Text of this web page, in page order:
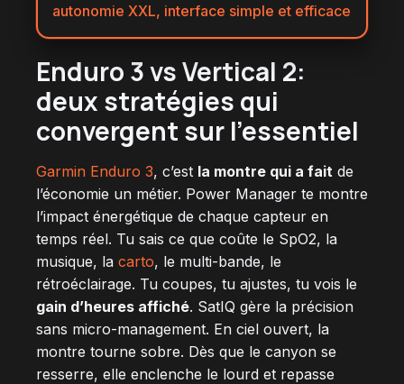
autonomie XXL, interface simple et efficace
Enduro 3 vs Vertical 2:
deux stratégies qui
convergent sur l’essentiel
Garmin Enduro 3, c’est la montre qui a fait de
l’économie un métier. Power Manager te montre
l’impact énergétique de chaque capteur en
temps réel. Tu sais ce que coûte le SpO2, la
musique, la carto, le multi-bande, le
rétroéclairage. Tu coupes, tu ajustes, tu vois le
gain d’heures affiché. SatIQ gère la précision
sans micro-management. En ciel ouvert, la
montre tourne sobre. Dès que le canyon se
resserre, elle enclenche le lourd et repasse